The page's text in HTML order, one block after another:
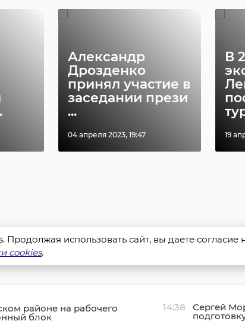
Александр
Дрозденко
принял участие в
заседании прези
...
04 апреля 2023, 19:47
В
19
районе на рабочего
блок
14:38 Сергей
Продолжая использовать сайт, вы даете
cookies.